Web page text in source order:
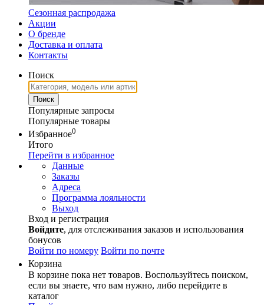
Сезонная распродажа
Акции
О бренде
Доставка и оплата
Контакты
Поиск
Популярные запросы
Популярные товары
Избранное0
Итого
Перейти в избранное
Данные
Заказы
Адреса
Программа лояльности
Выход
Вход и регистрация
Войдите, для отслеживания заказов и использования
бонусов
Войти по номеру Войти по почте
Корзина
В корзине пока нет товаров. Воспользуйтесь поиском,
если вы знаете, что вам нужно, либо перейдите в
каталог